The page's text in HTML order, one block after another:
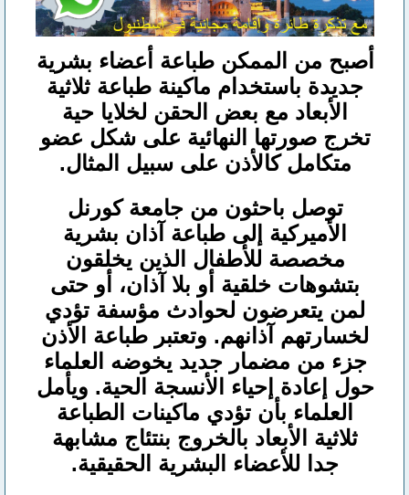
أصبح من الممكن طباعة أعضاء بشرية
جديدة باستخدام ماكينة طباعة ثلاثية
الأبعاد مع بعض الحقن لخلايا حية
تخرج صورتها النهائية على شكل عضو
متكامل كالأذن على سبيل المثال.
توصل باحثون من جامعة كورنل
الأميركية إلى طباعة آذان بشرية
مخصصة للأطفال الذين يخلقون
بتشوهات خلقية أو بلا آذان، أو حتى
لمن يتعرضون لحوادث مؤسفة تؤدي
لخسارتهم آذانهم. وتعتبر طباعة الأذن
جزء من مضمار جديد يخوضه العلماء
حول إعادة إحياء الأنسجة الحية. ويأمل
العلماء بأن تؤدي ماكينات الطباعة
ثلاثية الأبعاد بالخروج بنتئاج مشابهة
جدا للأعضاء البشرية الحقيقية.